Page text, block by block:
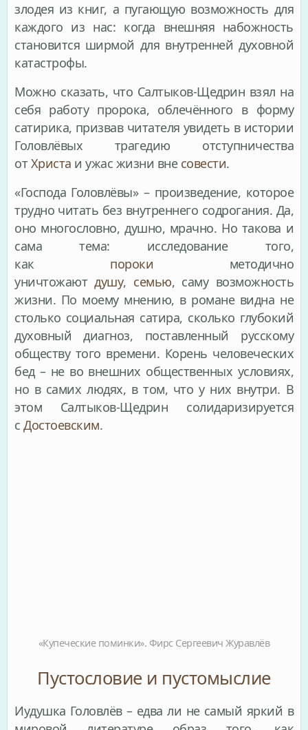
злодея из книг, а пугающую возможность для
каждого из нас: когда внешняя набожность
становится ширмой для внутренней духовной
катастрофы.
Можно сказать, что Салтыков-Щедрин взял на
себя работу пророка, облечённого в форму
сатирика, призвав читателя увидеть в истории
Головлёвых трагедию отступничества
отХриста и ужас жизни вне совести.
«Господа Головлёвы» – произведение, которое
трудно читать без внутреннего содрогания. Да,
оно многословно, душно, мрачно. Но такова и
сама тема: исследование того,
как пороки методично
уничтожаютдушу, семью, саму возможность
жизни. По моему мнению, в романе видна не
столько социальная сатира, сколько глубокий
духовный диагноз, поставленный русскому
обществу того времени. Корень человеческих
бед – не во внешних общественных условиях,
но в самих людях, в том, что у них внутри. В
этом Салтыков-Щедрин солидаризируется
с Достоевским.
«Купеческие поминки». Фирс Сергеевич Журавлёв
Пустословие и пустомыслие
Иудушка Головлёв – едва ли не самый яркий в